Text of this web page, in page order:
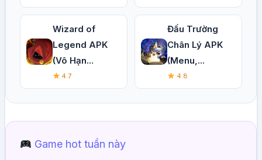
Wizard of
Legend APK
(Vô Hạn...
4.7
Đấu Trường
Chân Lý APK
(Menu,...
4.8
Game hot tuần này